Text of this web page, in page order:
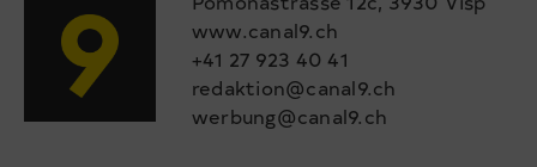
www.canal9.ch
+41 27 923 40 41
redaktion@canal9.ch
werbung@canal9.ch